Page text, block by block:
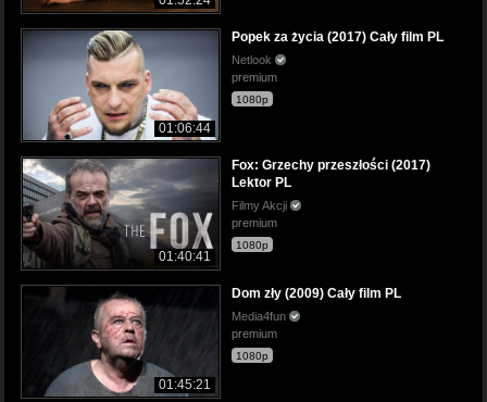
01:06:44
Popek za życia (2017) Cały film PL
Netlook
premium
1080p
01:40:41
Fox: Grzechy przeszłości (2017)
Lektor PL
Filmy Akcji
premium
1080p
01:45:21
Dom zły (2009) Cały film PL
Media4fun
premium
1080p